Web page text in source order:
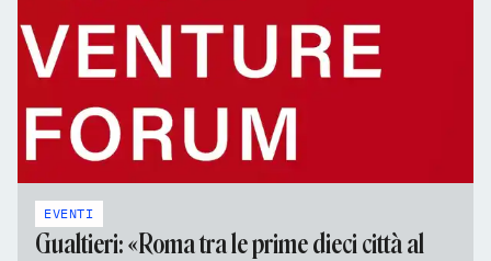
EVENTI
Gualtieri: «Roma tra le prime dieci città al